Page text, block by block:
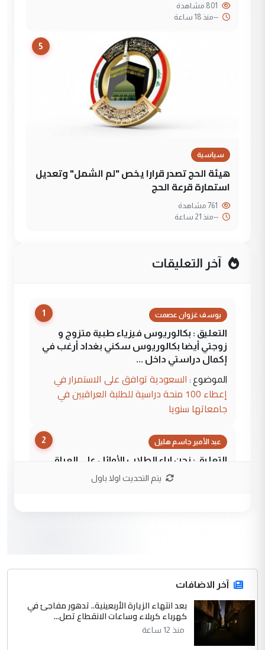
--منذ 18 ساعة
5
سياسية
هيئة الحج تصدر قرارا يخص "لم الشمل" وتعديل
استمارة قرعة الحج
--منذ 21 ساعة
آخر التعليقات
1 يوسف غزوان عصمت
التعليق : بكالوريوس فيزياء طبية متزوج و
زوجتي أيضا بكالوريوس سكني بغداد أرغب في
إكمال دراستي داخل ...
الموضوع : السعودية توافق على الاستمرار في
إعطاء 100 منحة دراسية للطلبة العراقيين في
جامعاتها سنويا
2 عبد الأمير جاسم هليل
التعليق : نحن اباء الطلاب الأوائل على العراق
نتشرف بلقاء السيد احمد الصافي في العتبات
التعليق : قرار مستعجل جدا ولامصلحة فيه
للوزاره ولا للمواطن القرار الصائب يكون بعد
الاستماع للمدير ومغرفة ...
الموضوع :
وزير الصحة يعفي مدير مستشفى الكرخ
العام في بغداد
يتم التحديث اولا باول
آخر الاضافات
بعد انتهاء الزيارة الأربعينية.. تدهور مفاجئ في
كهرباء كربلاء وساعات الانقطاع تصل...
منذ 12 ساعة